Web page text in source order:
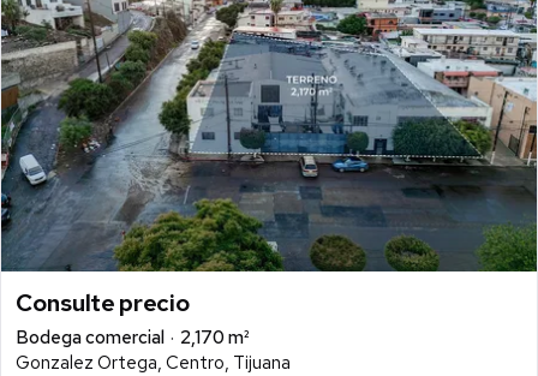
Consulte precio
Bodega comercial
2,170 m²
Gonzalez Ortega, Centro, Tijuana